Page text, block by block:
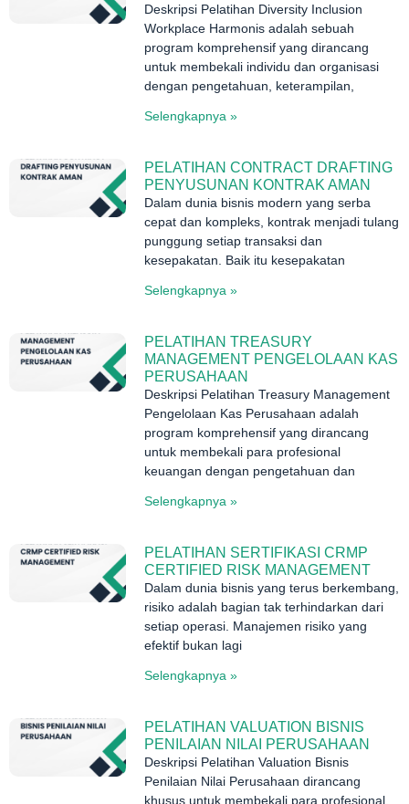
Deskripsi Pelatihan Diversity Inclusion
Workplace Harmonis adalah sebuah
program komprehensif yang dirancang
untuk membekali individu dan organisasi
dengan pengetahuan, keterampilan,
Selengkapnya »
PELATIHAN CONTRACT DRAFTING
PENYUSUNAN KONTRAK AMAN
Dalam dunia bisnis modern yang serba
cepat dan kompleks, kontrak menjadi tulang
punggung setiap transaksi dan
kesepakatan. Baik itu kesepakatan
Selengkapnya »
PELATIHAN TREASURY
MANAGEMENT PENGELOLAAN KAS
PERUSAHAAN
Deskripsi Pelatihan Treasury Management
Pengelolaan Kas Perusahaan adalah
program komprehensif yang dirancang
untuk membekali para profesional
keuangan dengan pengetahuan dan
Selengkapnya »
PELATIHAN SERTIFIKASI CRMP
CERTIFIED RISK MANAGEMENT
Dalam dunia bisnis yang terus berkembang,
risiko adalah bagian tak terhindarkan dari
setiap operasi. Manajemen risiko yang
efektif bukan lagi
Selengkapnya »
PELATIHAN VALUATION BISNIS
PENILAIAN NILAI PERUSAHAAN
Deskripsi Pelatihan Valuation Bisnis
Penilaian Nilai Perusahaan dirancang
khusus untuk membekali para profesional,